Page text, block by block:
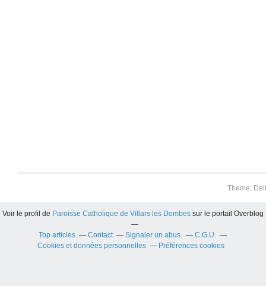
Theme:
Voir le profil de Paroisse Catholique de Villars les Dombes sur le portail Overblog
Top articles Contact Signaler un abus
C.G.U.
Cookies et données personnelles
Préférences cookies